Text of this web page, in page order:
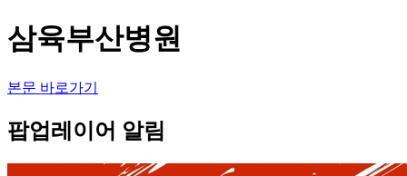
삼육부산병원
본문 바로가기
팝업레이어 알림